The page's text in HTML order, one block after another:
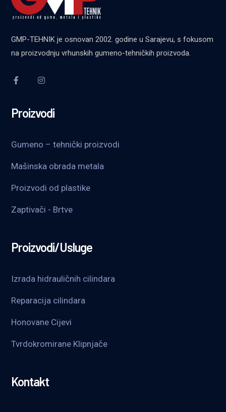
GMP-TEHNIK je osnovan 2002. godine u Sarajevu, s fokusom
na proizvodnju vrhunskih gumeno-tehničkih proizvoda.
Proizvodi
Gumeno – tehnički proizvodi
Mašinska obrada metala
Proizvodi od plastike
Zaptivači - Brtve
Proizvodi/Usluge
Izrada hidrauličnih cilindara
Reparacija cilindara
Honovane Cijevi
Tvrdokromirane Klipnjače
Kontakt